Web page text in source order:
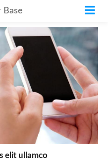
Base
elit ullamco